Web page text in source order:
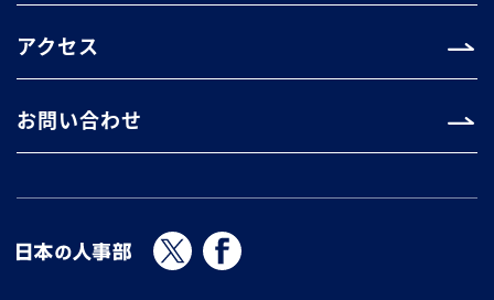
アクセス
お問い合わせ